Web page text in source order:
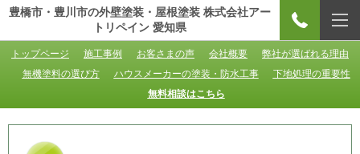
豊橋市・豊川市の外壁塗装・屋根塗装 株式会社アー
トリペイン 愛知県
トップページ 施工事例 お客さまの声 会社概要
弊社が選ばれる理由
無機塗料の選び方
ハウスメーカーの塗装・防水工事
下地処理の重要性
無料相談はこちら